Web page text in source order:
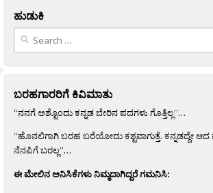
ಹುಡುಕಿ
Search
ಬರಹಗಾರರಿಗೆ ಕಿವಿಮಾತು
“ನನಗೆ ಅಶ್ಟೊಂದು ಕನ್ನಡ ಬೇರಿನ ಪದಗಳು ಗೊತ್ತಿಲ್ಲ”…
“ಹೊನಲಿಗಾಗಿ ಬರಹ ಬರೆಯೋದು ಕಶ್ಟವಾಗುತ್ತೆ. ಕನ್ನಡದ್ದೇ
ನೆನಪಿಗೆ ಬರಲ್ಲ”…
ಈ ಮೇಲಿನ ಅನಿಸಿಕೆಗಳು ನಿಮ್ಮದಾಗಿದ್ದರೆ ಗಮನಿಸಿ: